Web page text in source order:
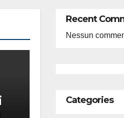
Recent
Nessun
Categories